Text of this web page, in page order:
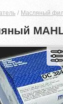
Масляный